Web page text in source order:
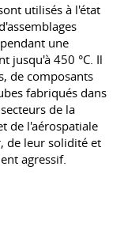
utilisés à l'état
une
jusqu'à 450 °C. Il
de composants
fabriqués dans
de la
de l'aérospatiale
de leur solidité et
agressif.